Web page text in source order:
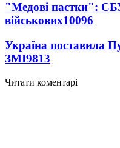
"Медові пастки":
військових10096
Україна поставила
ЗМІ9813
Читати коментарі